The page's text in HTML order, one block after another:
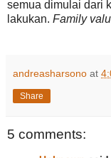
semua dimulai dari
lakukan. Family
andreasharsono at
Share
5 comments: